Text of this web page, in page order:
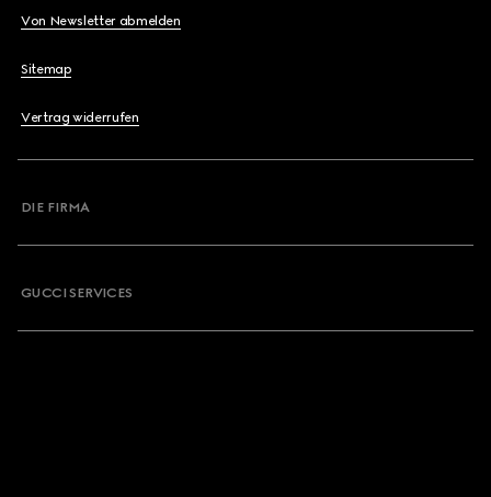
Von Newsletter abmelden
Sitemap
Vertrag widerrufen
DIE FIRMA
GUCCI SERVICES